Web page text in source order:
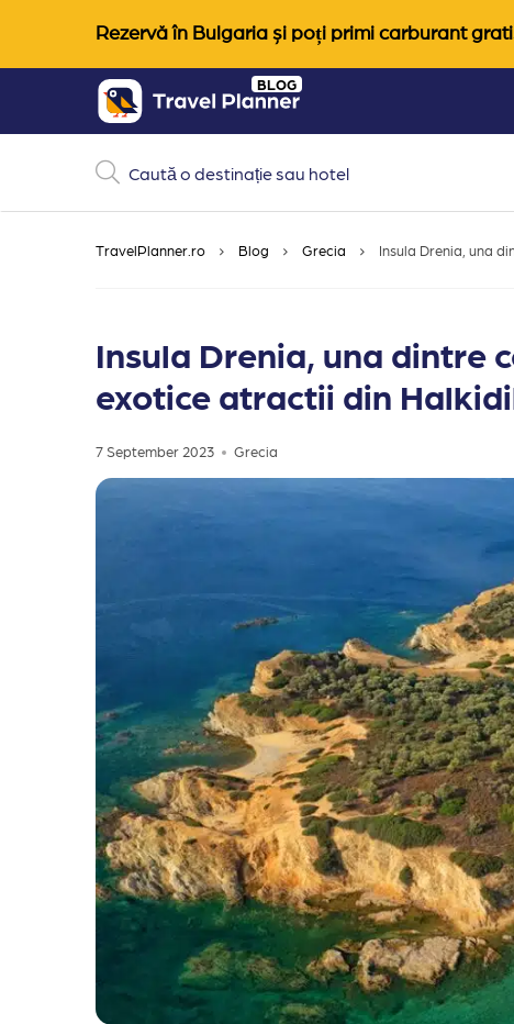
Rezervă în Bulgaria și poți primi carburant
content
BLOG
TravelPlanner.ro Blog Grecia Insula Drenia, una
Insula Drenia, una dintre
exotice atractii din
7 September 2023 Grecia